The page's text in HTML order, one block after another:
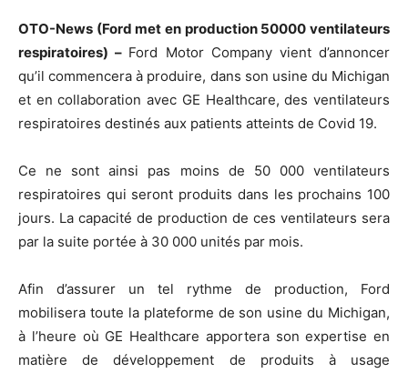
OTO-News (Ford met en production 50000 ventilateurs
respiratoires) – Ford Motor Company vient d’annoncer
qu’il commencera à produire, dans son usine du Michigan
et en collaboration avec GE Healthcare, des ventilateurs
respiratoires destinés aux patients atteints de Covid 19.
Ce ne sont ainsi pas moins de 50 000 ventilateurs
respiratoires qui seront produits dans les prochains 100
jours. La capacité de production de ces ventilateurs sera
par la suite portée à 30 000 unités par mois.
Afin d’assurer un tel rythme de production, Ford
mobilisera toute la plateforme de son usine du Michigan,
à l’heure où GE Healthcare apportera son expertise en
matière de développement de produits à usage